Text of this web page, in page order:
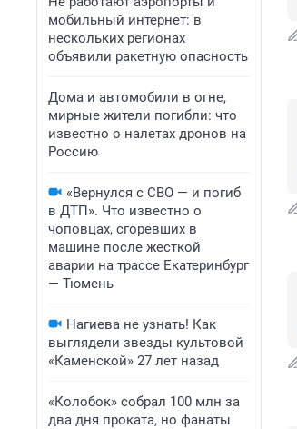
мобильный интернет: в
нескольких регионах
объявили ракетную опасность
Дома и автомобили в огне,
мирные жители погибли: что
известно о налетах дронов на
Россию
«Вернулся с СВО — и погиб
в ДТП». Что известно о
чоповцах, сгоревших в
машине после жесткой
аварии на трассе Екатеринбург
— Тюмень
Нагиева не узнать! Как
выглядели звезды культовой
«Каменской» 27 лет назад
«Колобок» собрал 100 млн за
два дня проката, но фанаты